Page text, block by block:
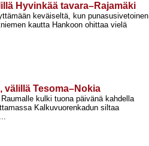
Hyvinkää tavara–Rajamäki
keväiseltä, kun punasusivetoinen
kautta Hankoon ohittaa vielä
välillä Tesoma–Nokia
kulki tuona päivänä kahdella
Kalkuvuorenkadun siltaa